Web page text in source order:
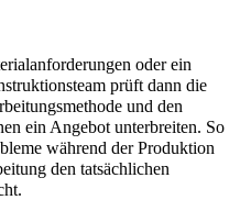
oder ein
prüft dann die
und den
ein Angebot unterbreiten. So
während der Produktion
den tatsächlichen